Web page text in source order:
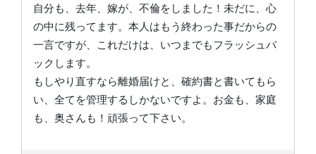
自分も、去年、嫁が、不倫をしました！未だに、心
の中に残ってます。本人はもう終わった事だからの
一言ですが、これだけは、いつまでもフラッシュバ
ックします。
もしやり直すなら離婚届けと、確約書と書いてもら
い、全てを管理するしかないですよ。お金も、家庭
も、奥さんも！頑張って下さい。